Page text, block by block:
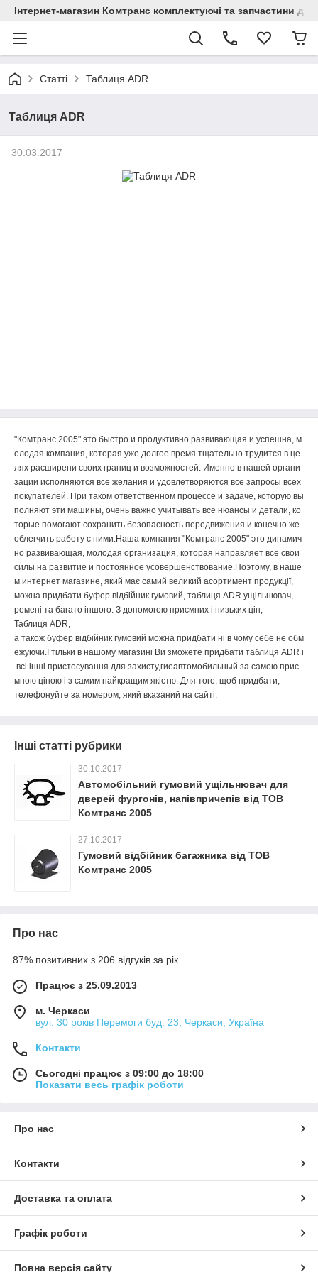
Інтернет-магазин Комтранс комплектуючі та запчастини
Статті Таблиця ADR
Таблиця ADR
30.03.2017
"Комтранс 2005" это быстро и продуктивно развивающая и успешна, м
олодая компания, которая уже долгое время тщательно трудится в це
лях расширени своих границ и возможностей. Именно в нашей органи
зации исполняются все желания и удовлетворяются все запросы всех
покупателей. При таком ответственном процессе и задаче, которую вы
полняют эти машины, очень важно учитывать все нюансы и детали, ко
торые помогают сохранить безопасность передвижения и конечно же
облегчить работу с ними.Наша компания "Комтранс 2005" это динамич
но развивающая, молодая организация, которая направляет все свои
силы на развитие и постоянное усовершенствование.Поэтому, в наше
м интернет магазине, який має самий великий асортимент продукції,
можна придбати буфер відбійник гумовий, таблиця ADR ущільнювач,
ремені та багато іншого. З допомогою приємних і низьких цін,
Таблиця ADR,
а також буфер відбійник гумовий можна придбати ні в чому себе не обм
ежуючи. тільки в нашому магазині Ви зможете придбати таблиця ADR і
всі інші пристосування для захисту,гиеавтомобильный за самою приє
мною ціною і з самим найкращим якістю. Для того, щоб придбати,
телефонуйте за номером, який вказаний на сайті.
Інші статті рубрики
30.10.2017
Автомобільний гумовий ущільнювач для
дверей фургонів, напівпричепів від ТОВ
Комтранс 2005
27.10.2017
Гумовий відбійник багажника від ТОВ
Комтранс 2005
Про нас
87% позитивних з 206 відгуків за рік
Працює з 25.09.2013
м. Черкаси
вул. 30 років Перемоги буд. 23, Черкаси, Україна
Контакти
Сьогодні працює з 09:00 до 18:00
Показати весь графік роботи
Про нас
Контакти
Доставка та оплата
Графік роботи
Повна версія сайту